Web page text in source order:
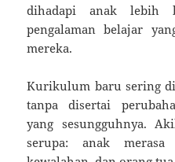
dihadapi anak lebih
pengalaman belajar
mereka.
Kurikulum baru sering
tanpa disertai
yang sesungguhnya.
serupa: anak